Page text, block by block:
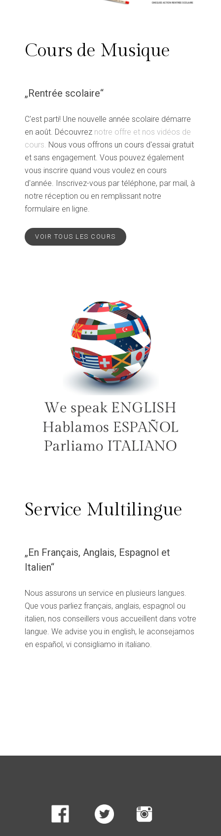
Cours de Musique
„Rentrée scolaire“
C'est parti! Une nouvelle année scolaire démarre
en août. Découvrez notre offre et nos vidéos de
cours. Nous vous offrons un cours d'essai gratuit
et sans engagement. Vous pouvez également
vous inscrire quand vous voulez en cours
d'année. Inscrivez-vous par téléphone, par mail, à
notre réception ou en remplissant notre
formulaire en ligne.
VOIR TOUS LES COURS
Service Multilingue
„En Français, Anglais, Espagnol et
Italien“
Nous assurons un service en plusieurs langues.
Que vous parliez français, anglais, espagnol ou
italien, nos conseillers vous accueillent dans votre
langue. We advise you in english, le aconsejamos
en español, vi consigliamo in italiano.